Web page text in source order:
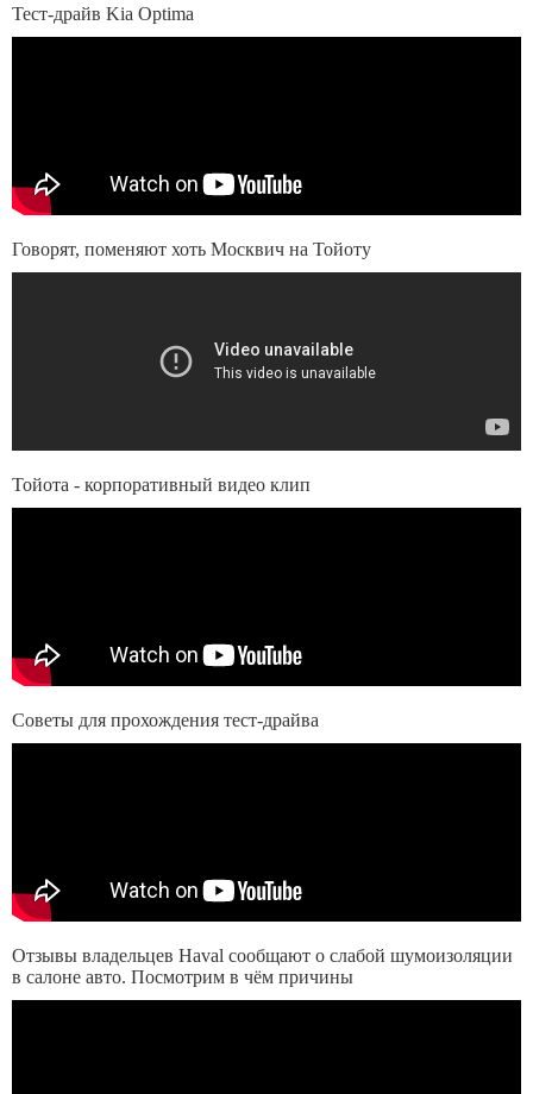
Тест-драйв Kia Optima
Говорят, поменяют хоть Москвич на Тойоту
Тойота - корпоративный видео клип
Советы для прохождения тест-драйва
Отзывы владельцев Haval сообщают о слабой шумоизоляции
в салоне авто. Посмотрим в чём причины